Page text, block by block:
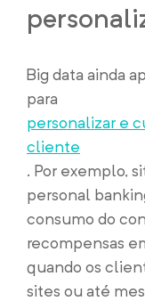
Big data ainda
para
personalizar e
cliente
. Por exemplo,
personal
consumo do
recompensas
quando os
sites ou até